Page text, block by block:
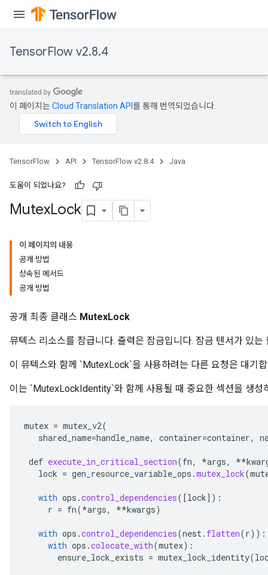
TensorFlow v2.8.4
이 페이지는Cloud Translation API 를 통해 번역되었습니다.
TensorFlow API TensorFlow v2.8.4 Java
도움이 되었나요?
MutexLock
이 페이지의 내용
공개 방법
상속된 메서드
공개 방법
공개 최종 클래스 MutexLock
뮤텍스 리소스를 잠급니다. 출력은 잠금입니다. 잠금 텐서가 있는
이 뮤텍스와 함께 `MutexLock`을 사용하려는 다른 요청은 대기
이는 `MutexLockIdentity`와 함께 사용될 때 중요한 섹션을 생성
mutex = mutex_v2(
shared_name=handle_name, container=container,
def execute_in_critical_section(fn, *args, **
lock = gen_resource_variable_ops .mutex_lock(
with ops .control_dependencies( [lock] ):
r = fn(*args, **kwargs)
with ops .control_dependencies(nest. flatten(r)):
with ops .colocate_with(mutex):
ensure_lock_exists = mutex_lock_identity(